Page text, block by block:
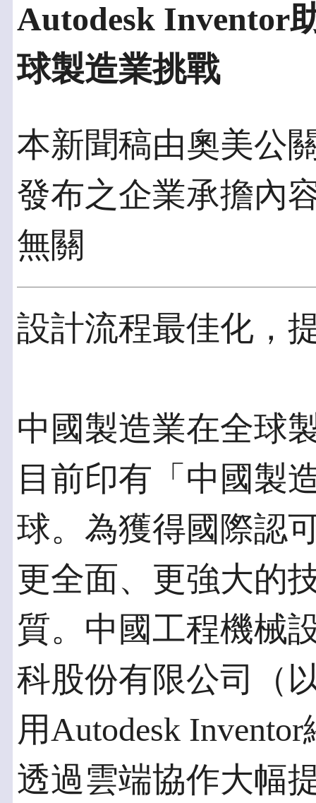
Autodesk Inventor
球製造業挑戰
本新聞稿由奧美公
發布之企業承擔內
無關
設計流程最佳化，
中國製造業在全球
目前印有「中國製
球。為獲得國際認
更全面、更強大的
質。中國工程機械
科股份有限公司（
用Autodesk
透過雲端協作大幅